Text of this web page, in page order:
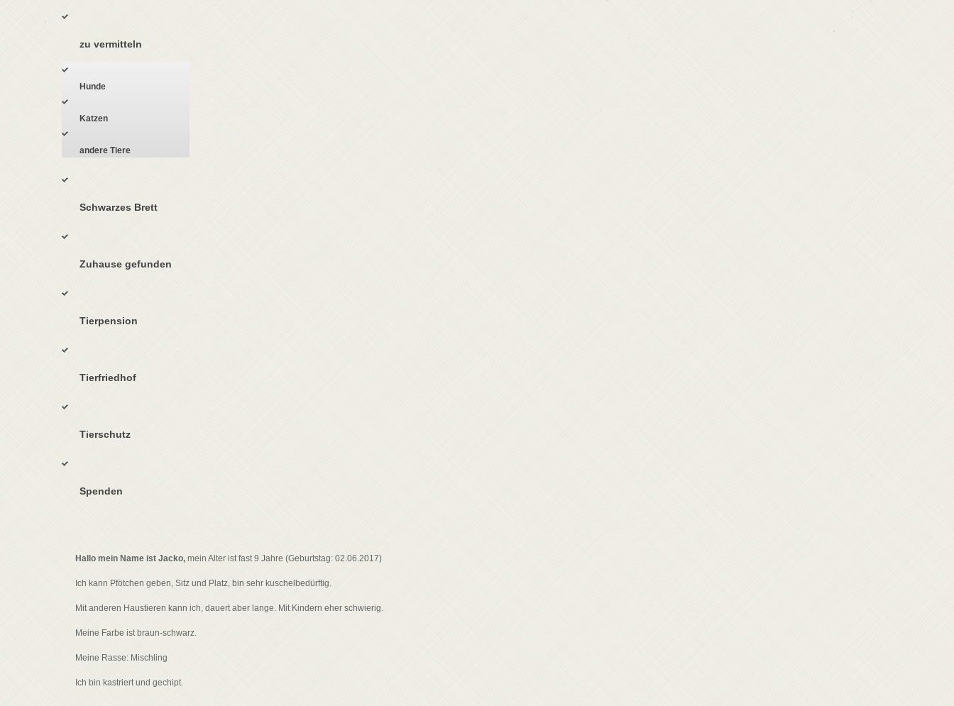
zu vermitteln
Hunde
Katzen
andere Tiere
Schwarzes Brett
Zuhause gefunden
Tierpension
Tierfriedhof
Tierschutz
Spenden
Hallo mein Name ist Jacko, mein Alter ist fast 9 Jahre (Geburtstag: 02.06.2017)
Ich kann Pfötchen geben, Sitz und Platz, bin sehr kuschelbedürftig.
Mit anderen Haustieren kann ich, dauert aber lange. Mit Kindern eher schwierig.
Meine Farbe ist braun-schwarz.
Meine Rasse: Mischling
Ich bin kastriert und gechipt.